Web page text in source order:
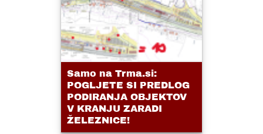
Samo na Trma.si:
POGLJETE SI PREDLOG
PODIRANJA OBJEKTOV
V KRANJU ZARADI
ŽELEZNICE!